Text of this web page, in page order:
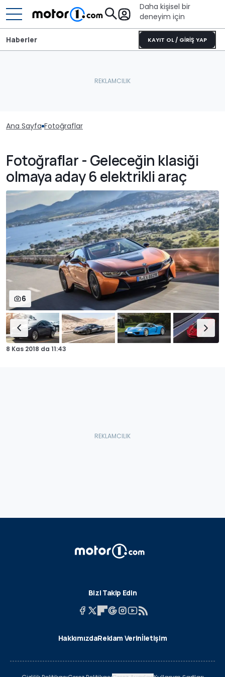
Daha kişisel bir
deneyim için
KAYIT OL / GİRİŞ YAP
Haberler
Ana Sayfa Fotoğraflar
Fotoğraflar - Geleceğin klasiği
olmaya aday 6 elektrikli araç
6
8 Kas 2018 da 11:43
Bizi Takip Edin
HakkımızdaReklam Verinİletişim